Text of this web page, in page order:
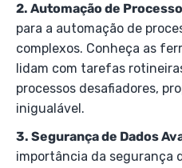
2. Automação de
para a automação de
complexos. Conheça as
lidam com tarefas
processos desafiadores,
inigualável.
3. Segurança de Dados
importância da segurança